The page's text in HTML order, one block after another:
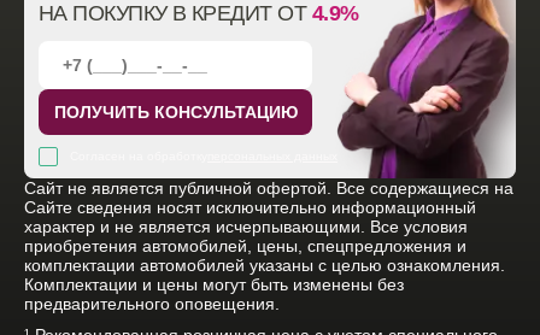
НА ПОКУПКУ В КРЕДИТ ОТ 4.9%
ПОЛУЧИТЬ КОНСУЛЬТАЦИЮ
Cайт не является публичной офертой. Все содержащиеся на
Сайте сведения носят исключительно информационный
характер и не является исчерпывающими. Все условия
приобретения автомобилей, цены, спецпредложения и
комплектации автомобилей указаны с целью ознакомления.
Комплектации и цены могут быть изменены без
предварительного оповещения.